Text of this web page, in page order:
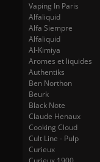
Vaping In Paris
Alfaliquid
Alfa Siempre
Alfaliquid
Al-Kimiya
Aromes et liquides
Authentiks
Ben Northon
Beurk
Black Note
Claude Henaux
Cooking Cloud
Cult Line - Pulp
Curieux